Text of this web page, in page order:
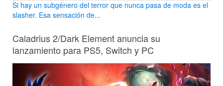
Si hay un subgénero del terror que nunca pasa de moda es el
slasher. Esa sensación de...
Caladrius 2/Dark Element anuncia su
lanzamiento para PS5, Switch y PC